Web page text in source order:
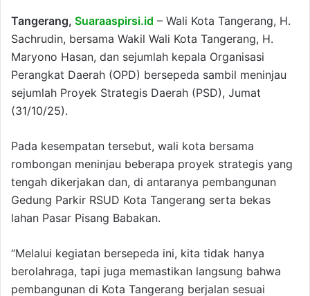
Tangerang, Suaraaspirsi.id – Wali Kota Tangerang, H.
Sachrudin, bersama Wakil Wali Kota Tangerang, H.
Maryono Hasan, dan sejumlah kepala Organisasi
Perangkat Daerah (OPD) bersepeda sambil meninjau
sejumlah Proyek Strategis Daerah (PSD), Jumat
(31/10/25).
Pada kesempatan tersebut, wali kota bersama
rombongan meninjau beberapa proyek strategis yang
tengah dikerjakan dan, di antaranya pembangunan
Gedung Parkir RSUD Kota Tangerang serta bekas
lahan Pasar Pisang Babakan.
“Melalui kegiatan bersepeda ini, kita tidak hanya
berolahraga, tapi juga memastikan langsung bahwa
pembangunan di Kota Tangerang berjalan sesuai